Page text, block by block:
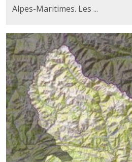
Alpes-Maritimes. Les ...